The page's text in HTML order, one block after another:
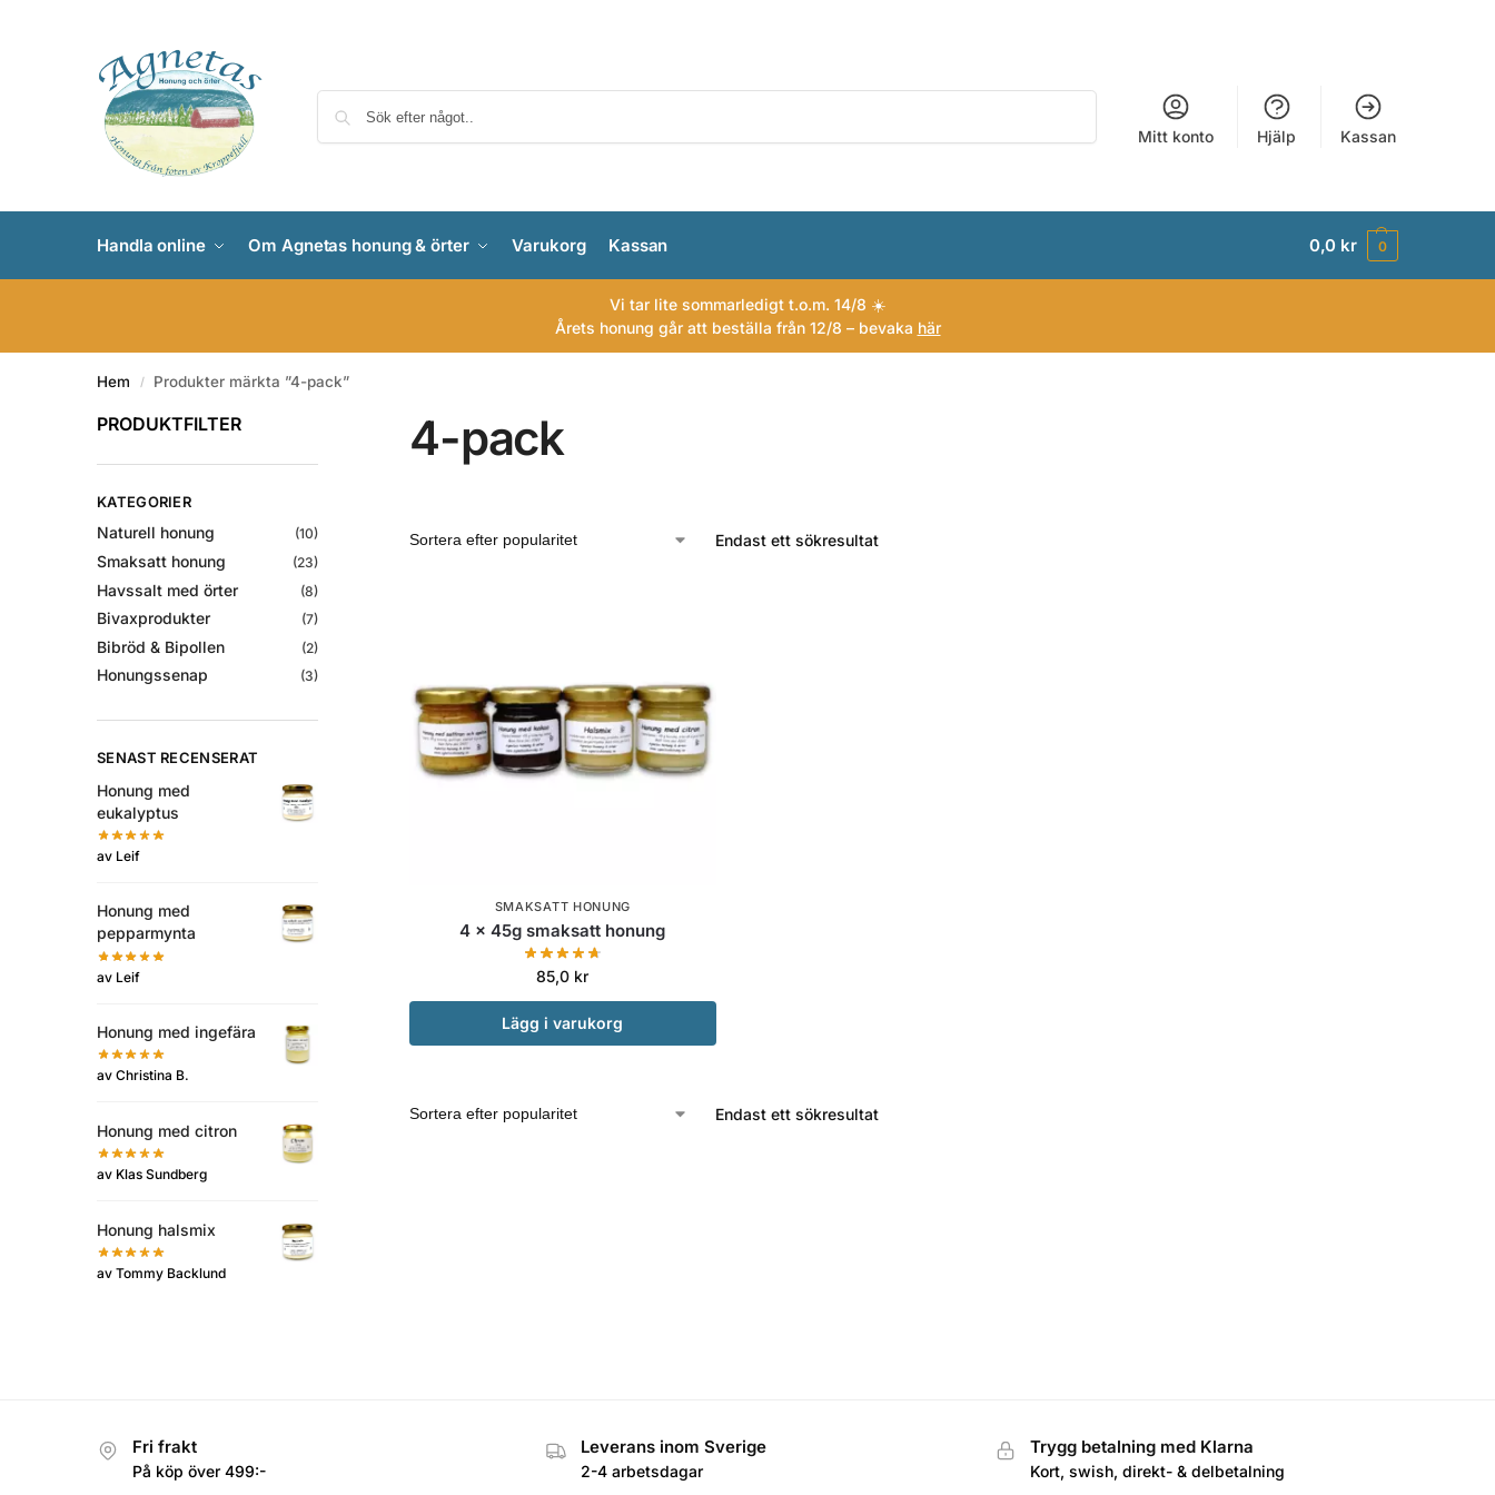
Mitt konto Hjälp Kassan
Handla online Om Agnetas honung & örter Varukorg Kassan 0,0 kr 0
Vi tar lite sommarledigt t.o.m. 14/8 ☀️
Årets honung går att beställa från 12/8 – bevaka här
Hem / Produkter märkta ”4-pack”
4-pack
Endast ett sökresultat
SMAKSATT HONUNG
4 x 45g smaksatt honung
85,0 kr
Lägg i varukorg
Endast ett sökresultat
PRODUKTFILTER
KATEGORIER
Naturell honung (10)
Smaksatt honung (23)
Havssalt med örter (8)
Bivaxprodukter (7)
Bibröd & Bipollen (2)
Honungssenap (3)
SENAST RECENSERAT
Honung med
eukalyptus
av Leif
Honung med
pepparmynta
av Leif
Honung med ingefära
av Christina B.
Honung med citron
av Klas Sundberg
Honung halsmix
av Tommy Backlund
Fri frakt
På köp över 499:-
Leverans inom Sverige
2-4 arbetsdagar
Trygg betalning med Klarna
Kort, swish, direkt- & delbetalning